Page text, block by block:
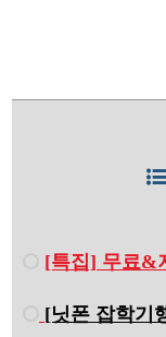
[특집] 무료&
[닛폰 잡학기